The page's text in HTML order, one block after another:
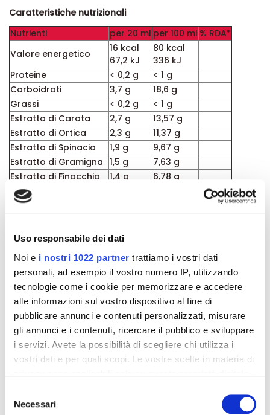
Uso responsabile dei dati
Noi e i nostri 1022 partner trattiamo i vostri dati
personali, ad esempio il vostro numero IP, utilizzando
tecnologie come i cookie per memorizzare e accedere
alle informazioni sul vostro dispositivo al fine di
pubblicare annunci e contenuti personalizzati, misurare
gli annunci e i contenuti, ricercare il pubblico e sviluppare
i servizi. Avete la possibilità di scegliere chi utilizza i
vostri dati e per quali scopi. Le vostre scelte in materia di
modificare o revocare il proprio consenso in qualsiasi
delNecessari
Caratteristiche nutrizionali
Nutrienti
per 20 ml per 100 ml % RDA*
Valore energetico
16 kcal
67,2 kJ
80 kcal
336 kJ
Proteine
< 0,2 g
< 1 g
Carboidrati
3,7 g
18,6 g
Grassi
< 0,2 g
< 1 g
Estratto di Carota
2,7 g
13,57 g
Estratto di Ortica
2,3 g
11,37 g
Estratto di Spinacio
1,9 g
9,67 g
Estratto di Gramigna 1,5 g
7,63 g
Estratto di Finocchio
1,4 g
6,78 g
Estratto di Alga bruna
Estratto di Ibisco
Vitamina C
26 mg
Vitamina B1
1,6 mg 8 mg
145
Vitamina B6
0,8 mg 4 mg
57
Vitamina B12
1,2 mcg 6 mcg 48
*RDA= dose giornaliera raccomandata.
Formato:
Bottiglia da 250 ml.
Dettagli del prodotto